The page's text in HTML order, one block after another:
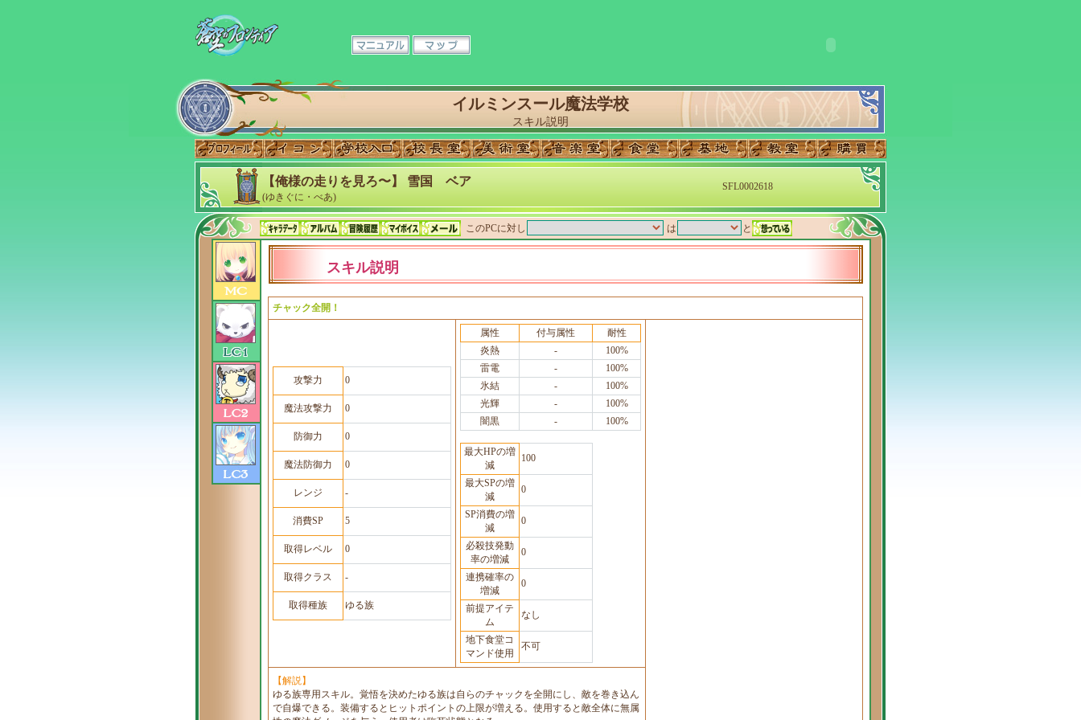
イルミンスール魔法学校
スキル説明
【俺様の走りを見ろ〜】 雪国 ベア
(ゆきぐに・べあ)
SFL0002618
このPCに対し は と
スキル説明
チャック全開！
攻撃力 0
魔法攻撃力 0
防御力 0
魔法防御力 0
レンジ -
消費SP 5
取得レベル 0
取得クラス -
取得種族 ゆる族
属性 付与属性
耐性
炎熱
-
100%
雷電
-
100%
氷結
-
100%
光輝
-
100%
闇黒
- 100%
最大HPの増
減
100
最大SPの増
減
0
SP消費の増
減
0
必殺技発動
率の増減
0
連携確率の
増減
0
前提アイテ
ム
なし
地下食堂コ
マンド使用
不可
【解説】
ゆる族専用スキル。覚悟を決めたゆる族は自らのチャックを全開にし、敵を巻き込ん
で自爆できる。装備するとヒットポイントの上限が増える。使用すると敵全体に無属